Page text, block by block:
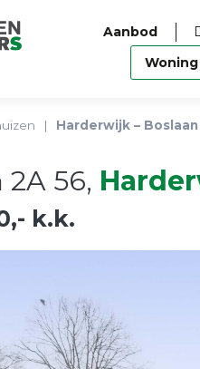
Aanbod
| Harderwijk – Boslaan
2A 56,
k.k.